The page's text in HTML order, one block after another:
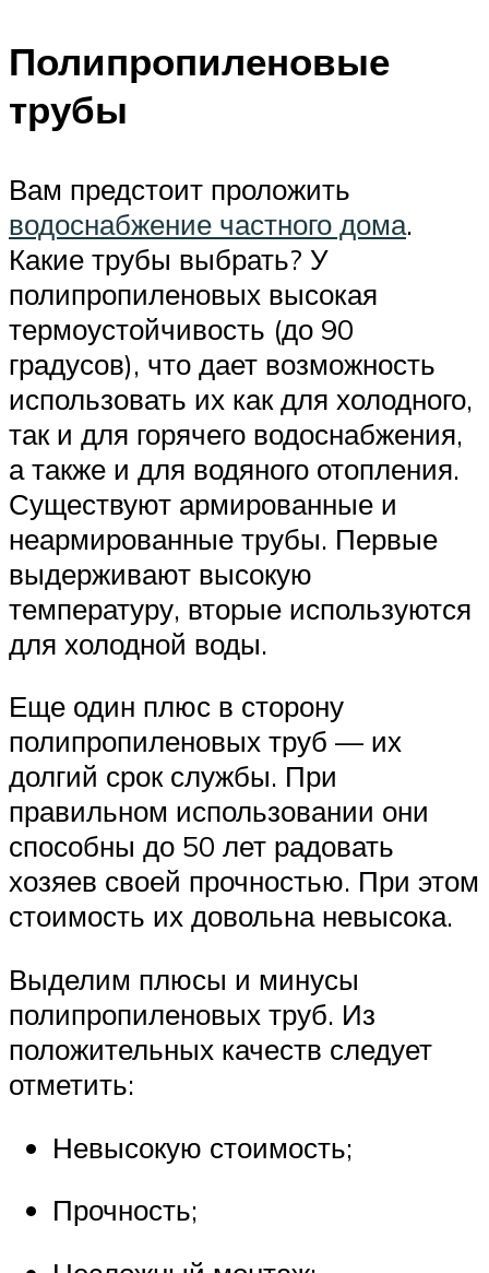
Полипропиленовые
трубы
Вам предстоит проложить
водоснабжение частного дома.
Какие трубы выбрать? У
полипропиленовых высокая
термоустойчивость (до 90
градусов), что дает возможность
использовать их как для холодного,
так и для горячего водоснабжения,
а также и для водяного отопления.
Существуют армированные и
неармированные трубы. Первые
выдерживают высокую
температуру, вторые используются
для холодной воды.
Еще один плюс в сторону
полипропиленовых труб — их
долгий срок службы. При
правильном использовании они
способны до 50 лет радовать
хозяев своей прочностью. При этом
стоимость их довольна невысока.
Выделим плюсы и минусы
полипропиленовых труб. Из
положительных качеств следует
отметить:
Невысокую стоимость;
Прочность;